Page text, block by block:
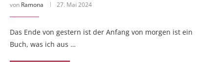
von Ramona 27. Mai 2024
Das Ende von gestern ist der Anfang von morgen ist ein
Buch, was ich aus …